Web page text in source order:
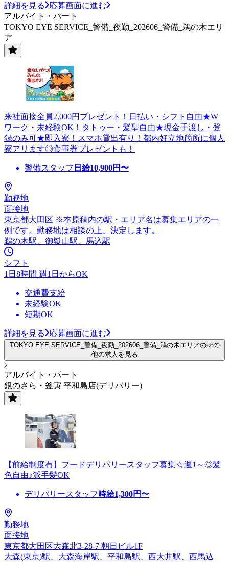
詳細を見る
応募画面に進む
アルバイト・パート
TOKYO EYE SERVICE_警備_夜勤_202606_警備_鵜の木エリ
ア
来社面接全員2,000円プレゼント！日払い・シフト自由★W
ワーク・未経験OK！タトゥー・髪型自由★現金手渡し・登
録のみ可★即入寮！スマホ貸出有り！都内好立地箇所に個人
寮アリます◎食事券プレゼントも！
警備スタッフ 日給10,900円〜
勤務地
面接地
東京都大田区 ※本原稿内の駅・エリア名は募集エリアの一
例です。勤務地は相談の上、決定します。
鵜の木駅、御嶽山駅、馬込駅
シフト
1日8時間 週1日からOK
交通費支給
未経験OK
短期OK
詳細を見る 応募画面に進む
TOKYO EYE SERVICE_警備_夜勤_202606_警備_鵜の木エリアのその
他の求人を見る
アルバイト・パート
銀のさら・釜寅 平和島店(デリバリー)
【前給制度有】フードデリバリースタッフ募集☆週1～◎髪
色自由♪派手髪OK
デリバリースタッフ 時給1,300円〜
勤務地
面接地
東京都大田区大森北3-28-7 朝日ビル1F
大森(東京)駅、大森海岸駅、平和島駅、西大井駅、西馬込